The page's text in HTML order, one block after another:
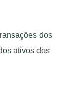
dos
ativos dos